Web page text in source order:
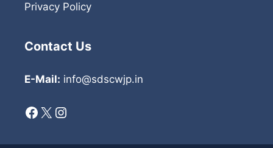
Privacy Policy
Contact Us
E-Mail: info@sdscwjp.in
Facebook
X Instagram